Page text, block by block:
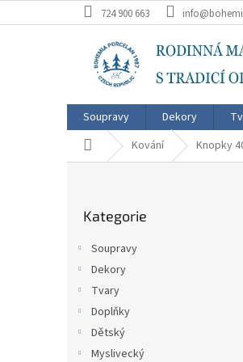
na
724 900 663
Soupravy Dekory
Domů Kování Knopky
kategorie
Kategorie
Soupravy
Dekory
Tvary
Doplňky
Dětský
Myslivecký